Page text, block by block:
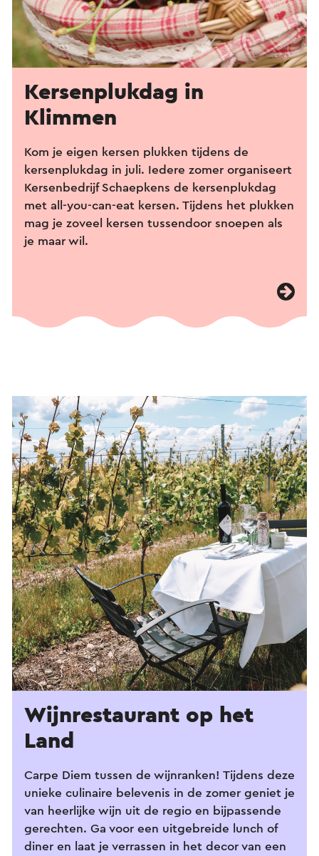
Kersenplukdag in
Klimmen
Kom je eigen kersen plukken tijdens de
kersenplukdag in juli. Iedere zomer organiseert
Kersenbedrijf Schaepkens de kersenplukdag
met all-you-can-eat kersen. Tijdens het plukken
mag je zoveel kersen tussendoor snoepen als
je maar wil.
Wijnrestaurant op het
Land
Carpe Diem tussen de wijnranken! Tijdens deze
unieke culinaire belevenis in de zomer geniet je
van heerlijke wijn uit de regio en bijpassende
gerechten. Ga voor een uitgebreide lunch of
diner en laat je verrassen in het decor van een